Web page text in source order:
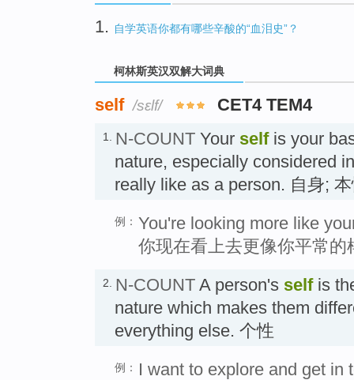
1. 自学英语你都有哪些辛酸的“血泪史”？
柯林斯英汉双解大词典
self /sɛlf/ CET4 TEM4
1. N-COUNT Your selfis your
nature, especially considered
really like as a person. 自身;
例： You're looking more like
你现在看上去更像你平常的
2. N-COUNT A person's selfis
nature which makes them
everything else. 个性
例：
I want to explore and get in